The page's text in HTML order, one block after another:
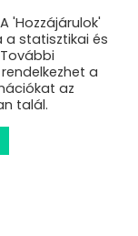
'Hozzájárulok'
statisztikai és
a
az
talál.